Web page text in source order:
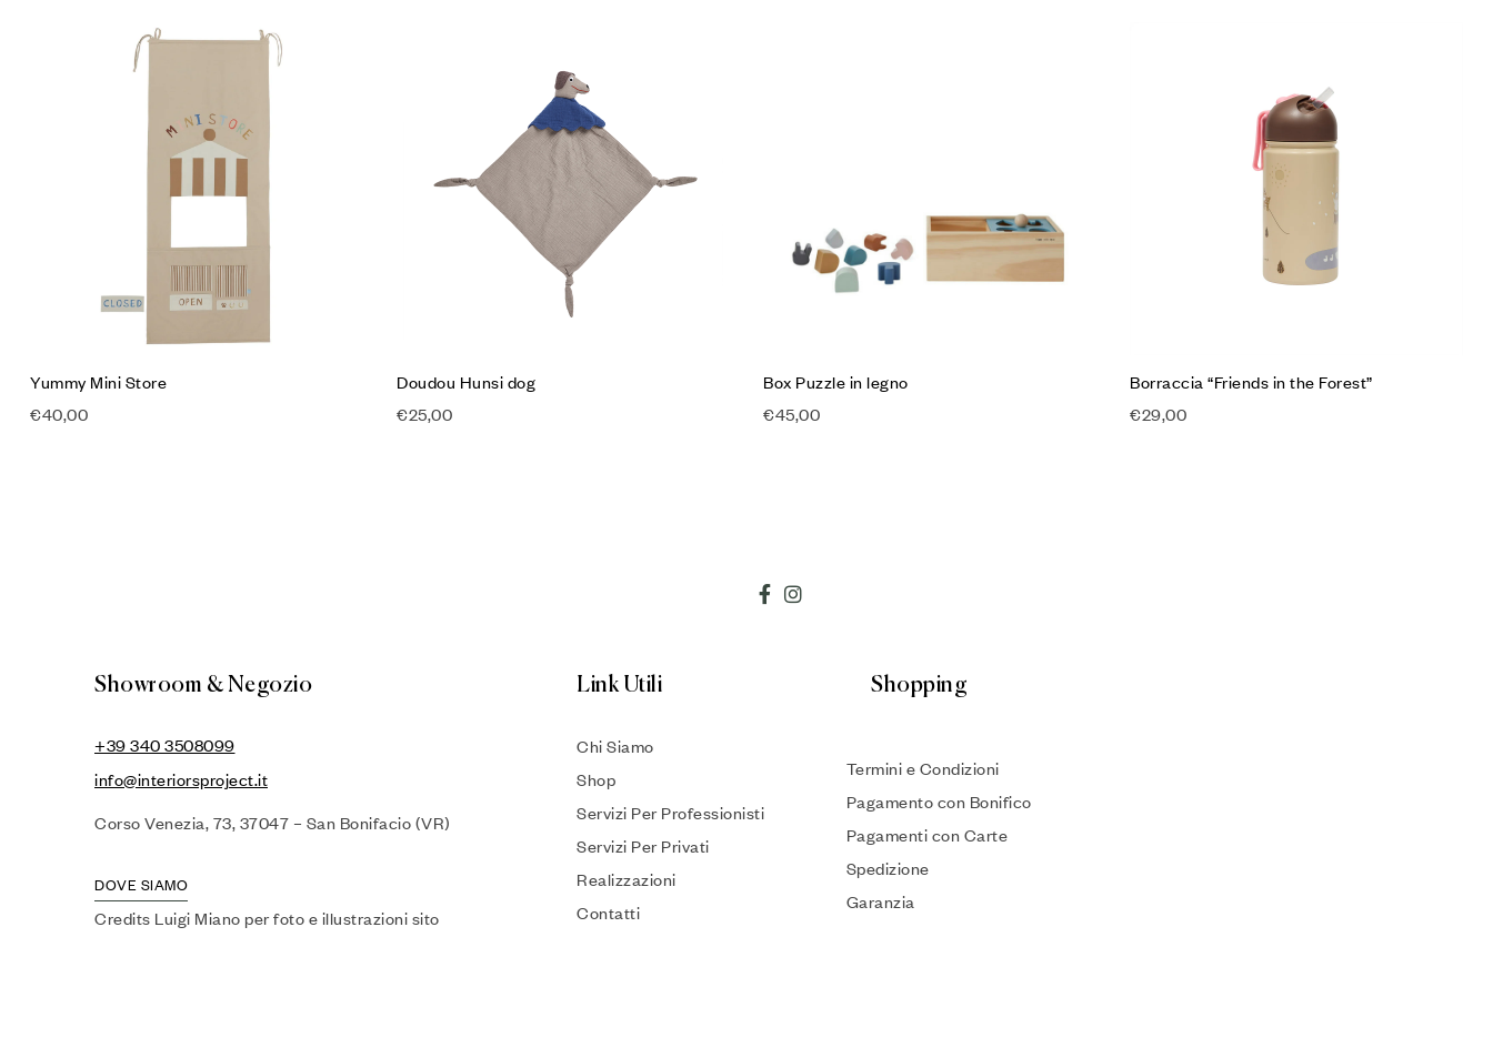
Quick view
Aggiungi al carrello
Yummy Mini Store
€40,00
Aggiungi al carrello
Doudou Hunsi dog
€25,00
Aggiungi al carrello
Box Puzzle in legno
€45,00
Borraccia “Friends in the Forest”
€29,00
Showroom & Negozio
+39 340 3508099
info@interiorsproject.it
Corso Venezia, 73, 37047 – San Bonifacio (VR)
DOVE SIAMO
Credits Luigi Miano per foto e illustrazioni sito
Link Utili
Chi Siamo
Shop
Servizi Per Professionisti
Servizi Per Privati
Realizzazioni
Contatti
Shopping
Termini e Condizioni
Pagamento con Bonifico
Pagamenti con Carte
Spedizione
Garanzia